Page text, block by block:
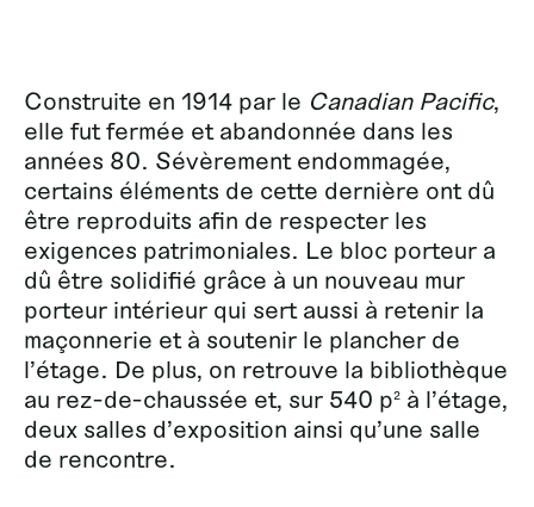
Construite en 1914 par le Canadian Pacific,
elle fut fermée et abandonnée dans les
années 80. Sévèrement endommagée,
certains éléments de cette dernière ont dû
être reproduits afin de respecter les
exigences patrimoniales. Le bloc porteur a
dû être solidifié grâce à un nouveau mur
porteur intérieur qui sert aussi à retenir la
maçonnerie et à soutenir le plancher de
l’étage. De plus, on retrouve la bibliothèque
au rez-de-chaussée et, sur 540 p2 à l’étage,
deux salles d’exposition ainsi qu’une salle
de rencontre.